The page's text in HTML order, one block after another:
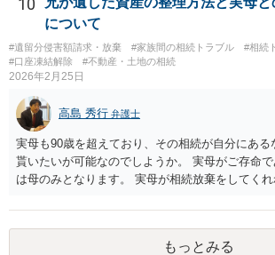
について
#遺留分侵害額請求・放棄 #家族間の相続トラブル
#相続
#口座凍結解除
#不動産・土地の相続
2026年2月25日
高島 秀行 弁護士
実母も90歳を超えており、その相続が自分にあ
貰いたいが可能なのでしようか。 実母がご存命
は母のみとなります。 実母が相続放棄をしてく
ないと思います。
もっとみる